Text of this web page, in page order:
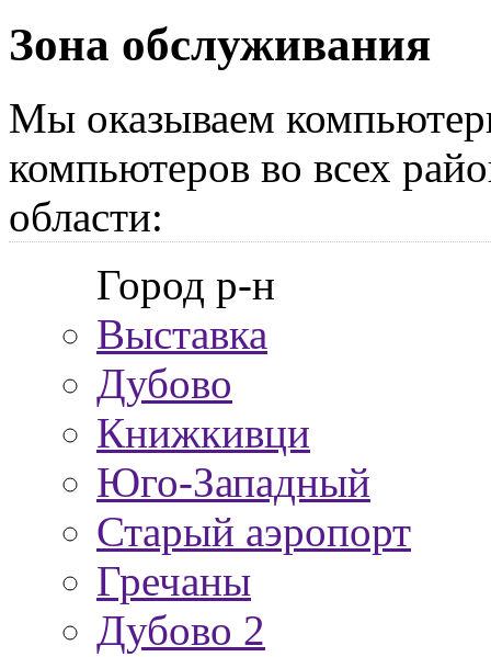
Зона обслуживания
Мы оказываем
компьютеров во всех
области:
Город р-н
Выставка
Дубово
Книжкивци
Юго-Западный
Старый аэропорт
Гречаны
Дубово 2